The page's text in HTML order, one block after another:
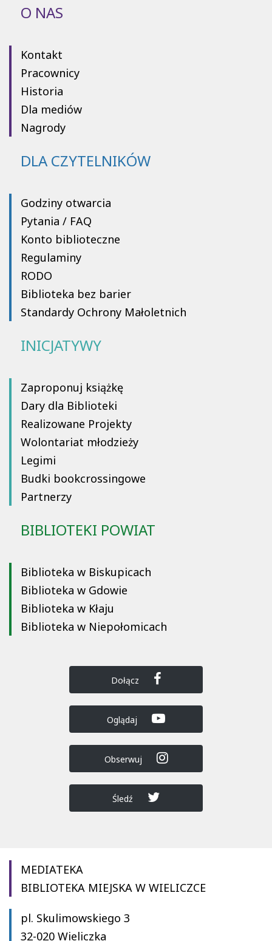
O NAS
Kontakt
Pracownicy
Historia
Dla mediów
Nagrody
DLA CZYTELNIKÓW
Godziny otwarcia
Pytania / FAQ
Konto biblioteczne
Regulaminy
RODO
Biblioteka bez barier
Standardy Ochrony Małoletnich
INICJATYWY
Zaproponuj książkę
Dary dla Biblioteki
Realizowane Projekty
Wolontariat młodzieży
Legimi
Budki bookcrossingowe
Partnerzy
BIBLIOTEKI POWIAT
Biblioteka w Biskupicach
Biblioteka w Gdowie
Biblioteka w Kłaju
Biblioteka w Niepołomicach
Dołącz
Oglądaj
Obserwuj
Śledź
MEDIATEKA
BIBLIOTEKA MIEJSKA W WIELICZCE
pl. Skulimowskiego 3
32-020 Wieliczka